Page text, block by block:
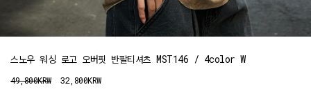
스노우 워싱 로고 오버핏 반팔티셔츠 MST146 / 4color W
49,800KRW 32,800KRW